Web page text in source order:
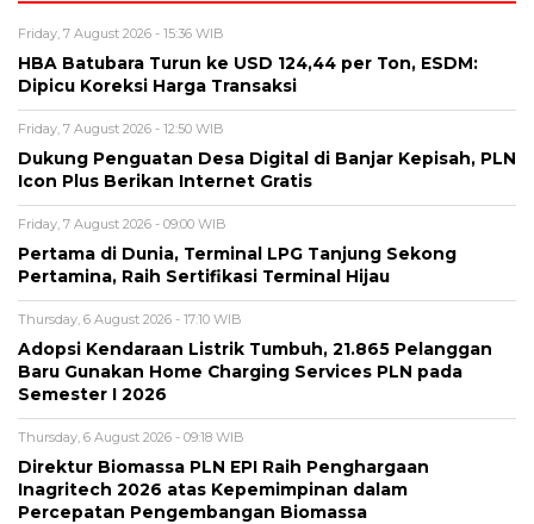
Friday, 7 August 2026 - 15:36 WIB
HBA Batubara Turun ke USD 124,44 per Ton, ESDM:
Dipicu Koreksi Harga Transaksi
Friday, 7 August 2026 - 12:50 WIB
Dukung Penguatan Desa Digital di Banjar Kepisah, PLN
Icon Plus Berikan Internet Gratis
Friday, 7 August 2026 - 09:00 WIB
Pertama di Dunia, Terminal LPG Tanjung Sekong
Pertamina, Raih Sertifikasi Terminal Hijau
Thursday, 6 August 2026 - 17:10 WIB
Adopsi Kendaraan Listrik Tumbuh, 21.865 Pelanggan
Baru Gunakan Home Charging Services PLN pada
Semester I 2026
Thursday, 6 August 2026 - 09:18 WIB
Direktur Biomassa PLN EPI Raih Penghargaan
Inagritech 2026 atas Kepemimpinan dalam
Percepatan Pengembangan Biomassa